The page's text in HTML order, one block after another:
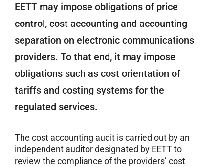
EETT may impose obligations of price
control, cost accounting and accounting
separation on electronic communications
providers. To that end, it may impose
obligations such as cost orientation of
tariffs and costing systems for the
regulated services.
The cost accounting audit is carried out by an
independent auditor designated by EETT to
review the compliance of the providers’ cost